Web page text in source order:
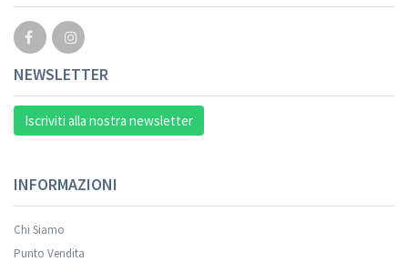
NEWSLETTER
Iscriviti alla nostra newsletter
INFORMAZIONI
Chi Siamo
Punto Vendita